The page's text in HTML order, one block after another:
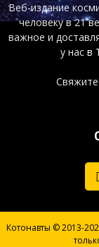
Веб-издание
человеку в 21
важное и
у нас в
Котонавты © 2013-